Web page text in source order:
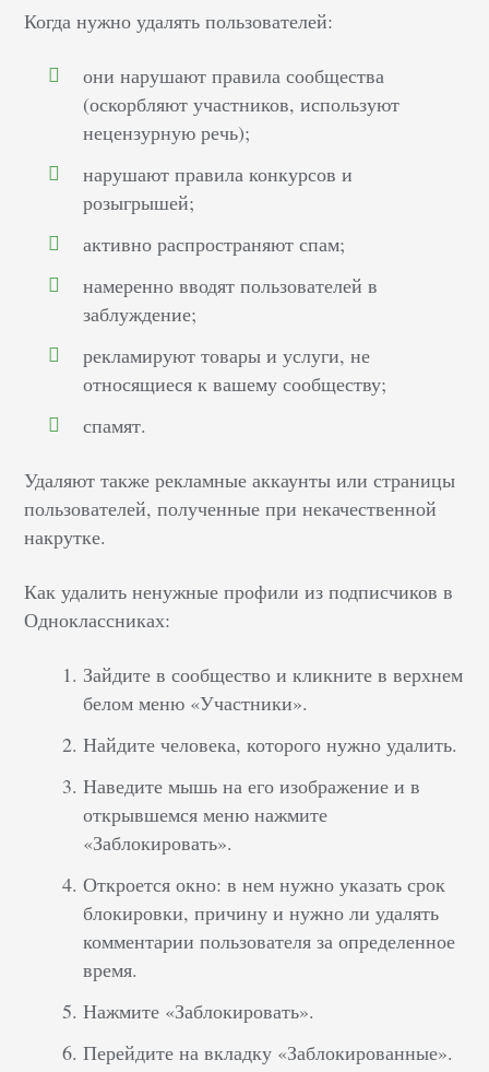
Когда нужно удалять пользователей:
они нарушают правила сообщества
(оскорбляют участников, используют
нецензурную речь);
нарушают правила конкурсов и
розыгрышей;
активно распространяют спам;
намеренно вводят пользователей в
заблуждение;
рекламируют товары и услуги, не
относящиеся к вашему сообществу;
спамят.
Удаляют также рекламные аккаунты или страницы
пользователей, полученные при некачественной
накрутке.
Как удалить ненужные профили из подписчиков в
Одноклассниках:
Зайдите в сообщество и кликните в верхнем
белом меню «Участники».
Найдите человека, которого нужно удалить.
Наведите мышь на его изображение и в
открывшемся меню нажмите
«Заблокировать».
Откроется окно: в нем нужно указать срок
блокировки, причину и нужно ли удалять
комментарии пользователя за определенное
время.
Нажмите «Заблокировать».
Перейдите на вкладку «Заблокированные».